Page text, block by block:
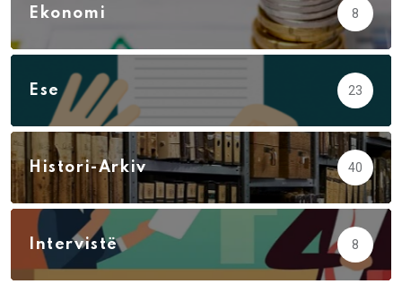
Ekonomi 8
Ese 23
Histori-Arkiv 40
Intervistë 8